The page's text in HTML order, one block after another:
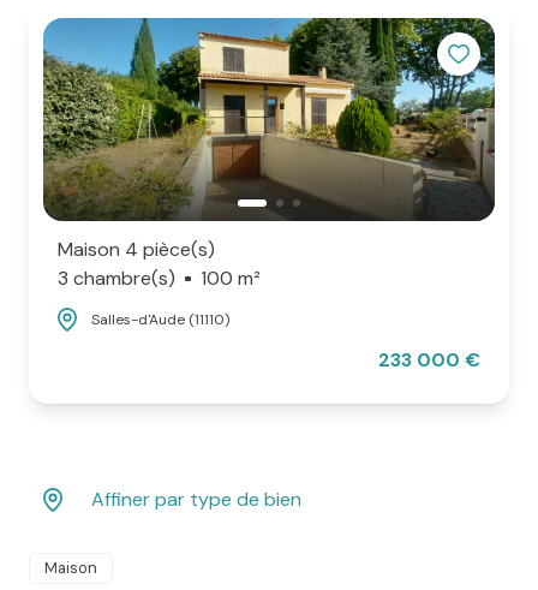
Maison 4 pièce(s)
3 chambre(s)
100 m²
Salles-d'Aude (11110)
233 000 €
Affiner par type de bien
Maison